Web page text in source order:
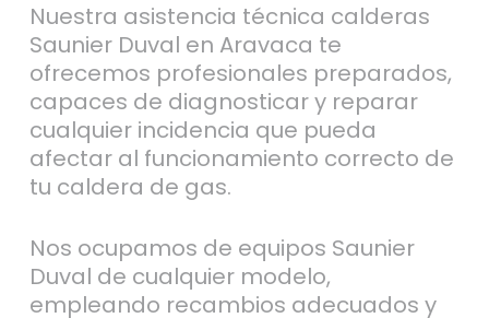
Nuestra asistencia técnica calderas
Saunier Duval en Aravaca te
ofrecemos profesionales preparados,
capaces de diagnosticar y reparar
cualquier incidencia que pueda
afectar al funcionamiento correcto de
tu caldera de gas.
Nos ocupamos de equipos Saunier
Duval de cualquier modelo,
empleando recambios adecuados y